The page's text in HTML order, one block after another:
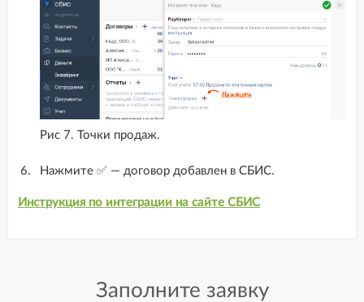
Рис 7. Точки продаж.
Нажмите ✅ — договор добавлен в СБИС.
Инструкция по интеграции на сайте СБИС
Заполните заявку